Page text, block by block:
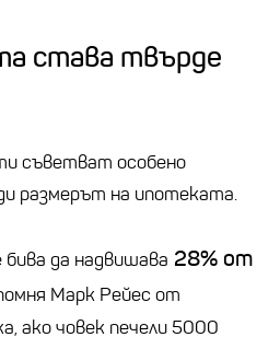
става твърде
съветват особено
размерът на ипотеката.
да надвишава 28% от
Марк Рейес от
ако човек печели 5000